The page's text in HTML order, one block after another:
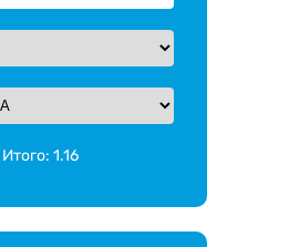
Итого:1.16